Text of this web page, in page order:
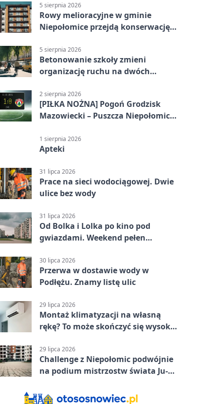
5 sierpnia 2026
Rowy melioracyjne w gminie
Niepołomice przejdą konserwację.
5 sierpnia 2026
Betonowanie szkoły zmieni
organizację ruchu na dwóch
2 sierpnia 2026
[PIŁKA NOŻNA] Pogoń Grodzisk
Mazowiecki – Puszcza Niepołomice
punktów w Betclic 1. lidze
1 sierpnia 2026
Apteki
31 lipca 2026
Prace na sieci wodociągowej. Dwie
ulice bez wody
31 lipca 2026
Od Bolka i Lolka po kino pod
gwiazdami. Weekend pełen
30 lipca 2026
Przerwa w dostawie wody w
Podłężu. Znamy listę ulic
29 lipca 2026
Montaż klimatyzacji na własną
rękę? To może skończyć się wysoką
29 lipca 2026
Challenge z Niepołomic podwójnie
na podium mistrzostw świata Ju-